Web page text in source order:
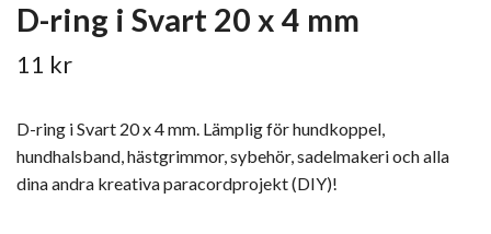
D-ring i Svart 20 x 4 mm
11 kr
D-ring i Svart 20 x 4 mm. Lämplig för hundkoppel,
hundhalsband, hästgrimmor, sybehör, sadelmakeri och alla
dina andra kreativa paracordprojekt (DIY)!